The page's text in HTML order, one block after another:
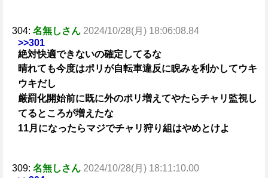
304: 名無しさん 2024/10/28(月) 18:06:08.84
>>301
絶対快適できないの確定してるな
晴れても今度はポリが自転車違反に睨みを利かしてウキ
ウキだし
厳罰化開始前に既に外のポリ増えてやたらチャリ監視し
てるところが増えたな
11月になったらマジでチャリ狩り組はやめとけよ
309: 名無しさん 2024/10/28(月) 18:11:10.00